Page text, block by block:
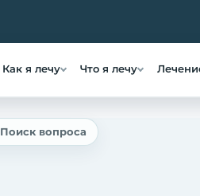
Как я лечу Что я лечу
Поиск вопроса